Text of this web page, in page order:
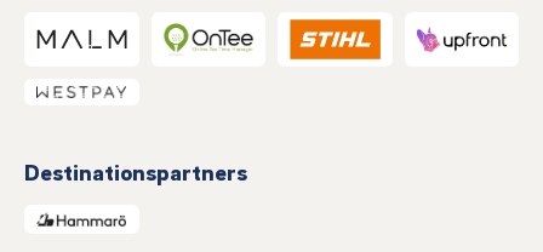
Destinationspartners